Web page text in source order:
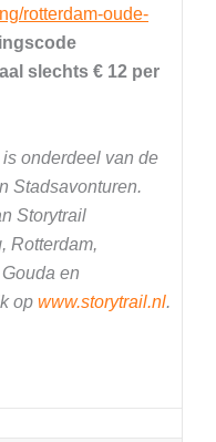
rotterdam-oude-
slechts € 12 per
onderdeel van de
Stadsavonturen.
Storytrail
Rotterdam,
en
op www.storytrail.nl.